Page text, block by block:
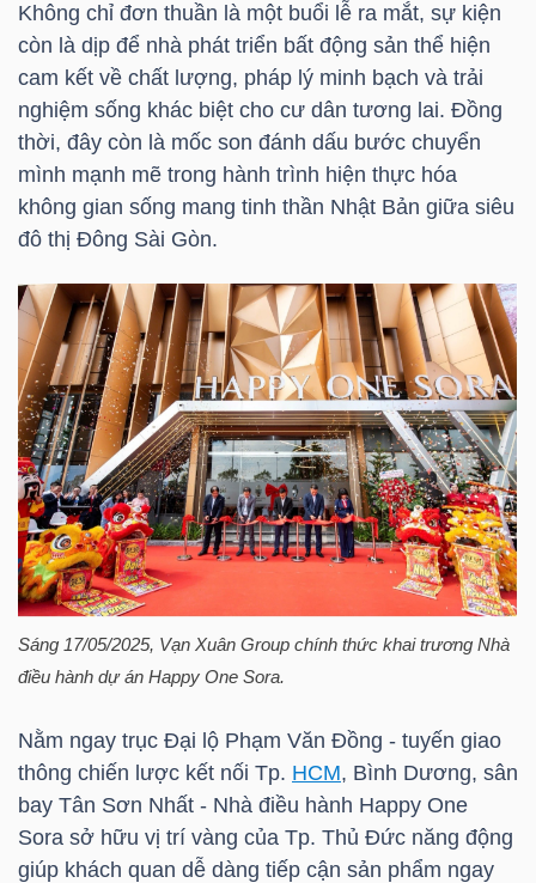
Không chỉ đơn thuần là một buổi lễ ra mắt, sự kiện
còn là dịp để nhà phát triển bất động sản thể hiện
cam kết về chất lượng, pháp lý minh bạch và trải
nghiệm sống khác biệt cho cư dân tương lai. Đồng
thời, đây còn là mốc son đánh dấu bước chuyển
mình mạnh mẽ trong hành trình hiện thực hóa
không gian sống mang tinh thần Nhật Bản giữa siêu
đô thị Đông Sài Gòn.
Sáng 17/05/2025, Vạn Xuân Group chính thức khai trương Nhà
điều hành dự án Happy One Sora.
Nằm ngay trục Đại lộ Phạm Văn Đồng - tuyến giao
thông chiến lược kết nối Tp. HCM, Bình Dương, sân
bay Tân Sơn Nhất - Nhà điều hành Happy One
Sora sở hữu vị trí vàng của Tp. Thủ Đức năng động
giúp khách quan dễ dàng tiếp cận sản phẩm ngay
HÓA
KINH
TẾ
GIỚI
ĐÔNG
DƯƠNG
TÀI
CHÍNH
NHÂN
PHÂN
TÍCH
VIETSTOCKFINANCE